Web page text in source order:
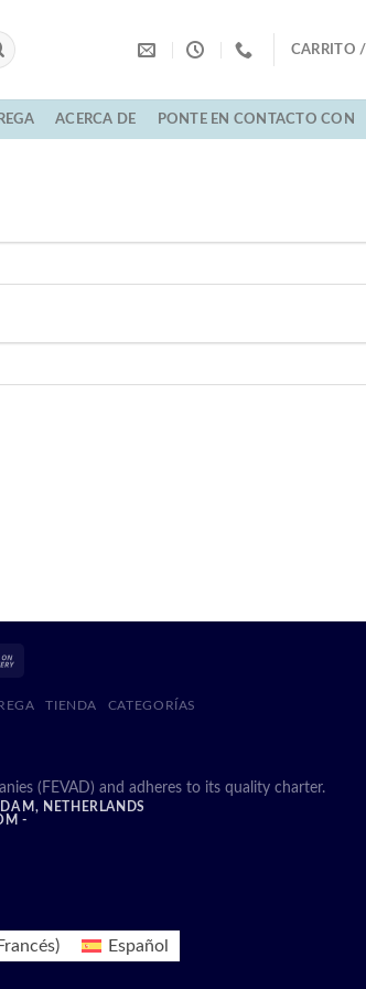
CARRITO /
ACERCA DE PONTE EN CONTACTO CON
TIENDA CATEGORÍAS
(FEVAD) and adheres to its quality charter.
NETHERLANDS
-
) Español